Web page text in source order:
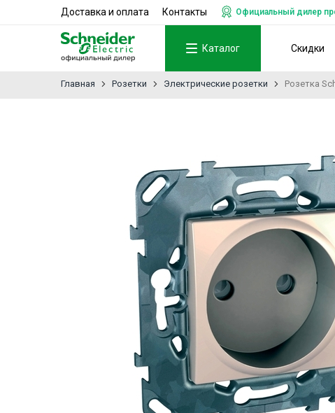
Доставка и оплата Контакты Официальный дилер
Каталог Скидки
Главная Розетки Электрические розетки Розетка